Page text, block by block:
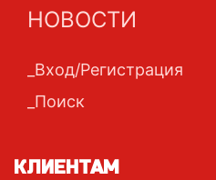
НОВОСТИ
Вход/Регистрация
Поиск
КЛИЕНТАМ